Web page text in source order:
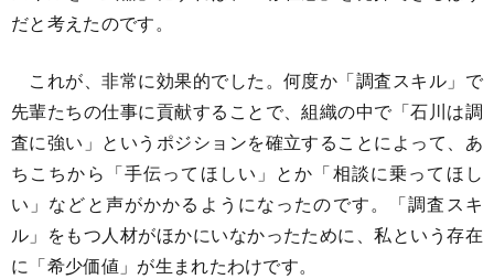
だと考えたのです。
これが、非常に効果的でした。何度か「調査スキル」で
先輩たちの仕事に貢献することで、組織の中で「石川は調
査に強い」というポジションを確立することによって、あ
ちこちから「手伝ってほしい」とか「相談に乗ってほし
い」などと声がかかるようになったのです。「調査スキ
ル」をもつ人材がほかにいなかったために、私という存在
に「希少価値」が生まれたわけです。